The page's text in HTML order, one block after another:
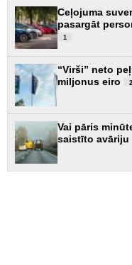
Ceļojuma
pasargāt
1
“Virši” neto
miljonus eiro
2
Vai pāris
saistīto avāriju